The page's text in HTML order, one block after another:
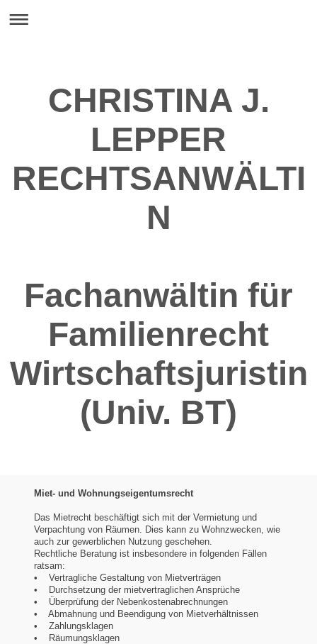
CHRISTINA J.
LEPPER
RECHTSANWÄLTI
N
Fachanwältin für
Familienrecht
Wirtschaftsjuristin
(Univ. BT)
Miet- und Wohnungseigentumsrecht
Das Mietrecht beschäftigt sich mit der Vermietung und
Verpachtung von Räumen. Dies kann zu Wohnzwecken, wie
auch zur gewerblichen Nutzung geschehen.
Rechtliche Beratung ist insbesondere in folgenden Fällen
ratsam:
• Vertragliche Gestaltung von Mietverträgen
• Durchsetzung der mietvertraglichen Ansprüche
• Überprüfung der Nebenkostenabrechnungen
• Abmahnung und Beendigung von Mietverhältnissen
• Zahlungsklagen
• Räumungsklagen